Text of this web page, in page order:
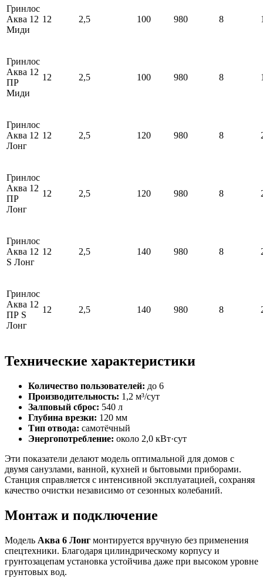
Гринлос
Аква 12
Миди
12 2,5 100 980 8
Гринлос
Аква 12
ПР
Миди
12 2,5 100 980 8
Гринлос
Аква 12
Лонг
12 2,5 120 980 8
Гринлос
Аква 12
ПР
Лонг
12 2,5 120 980 8
Гринлос
Аква 12
S Лонг
12 2,5 140 980 8
Гринлос
Аква 12
ПР S
Лонг
12 2,5 140 980 8
Технические характеристики
Количество пользователей: до 6
Производительность: 1,2 м³/сут
Залповый сброс: 540 л
Глубина врезки: 120 мм
Тип отвода: самотёчный
Энергопотребление: около 2,0 кВт·сут
Эти показатели делают модель оптимальной для домов с
двумя санузлами, ванной, кухней и бытовыми приборами.
Станция справляется с интенсивной эксплуатацией, сохраняя
качество очистки независимо от сезонных колебаний.
Монтаж и подключение
Модель Аква 6 Лонг монтируется вручную без применения
спецтехники. Благодаря цилиндрическому корпусу и
грунтозацепам установка устойчива даже при высоком уровне
грунтовых вод.